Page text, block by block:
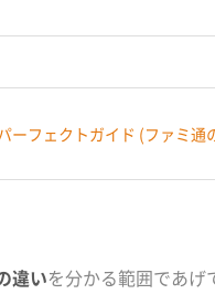
ーフェクトガイド (ファミ通
違いを分かる範囲であげ